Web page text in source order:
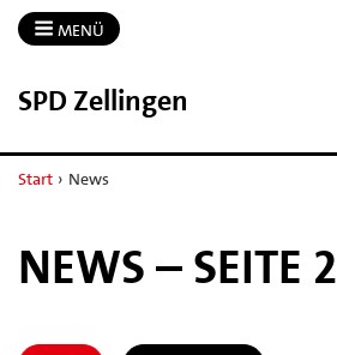
MENÜ
SPD Zellingen
Start › News
NEWS – SEITE 2